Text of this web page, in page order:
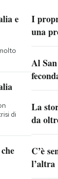
e
di
I
una
Al
La
da
C’è
l’altra